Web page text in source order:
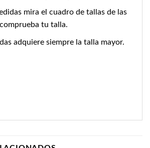
mira el cuadro de tallas de las
tu talla.
adquiere siempre la talla mayor.